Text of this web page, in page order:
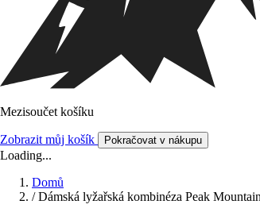
Mezisoučet košíku
Zobrazit můj košík Pokračovat v nákupu
Loading...
Domů
/ Dámská lyžařská kombinéza Peak